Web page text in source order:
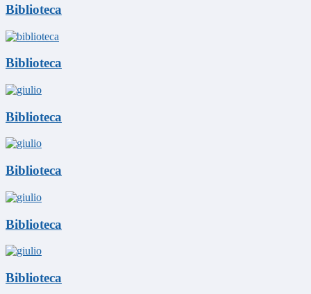
Biblioteca
Biblioteca
Biblioteca
Biblioteca
Biblioteca
Biblioteca